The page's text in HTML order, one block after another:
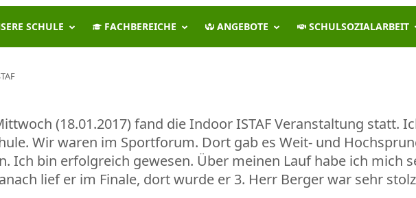
SCHULE FACHBEREICHE ANGEBOTE SCHULSOZIALARBEIT
(18.01.2017) fand die Indoor ISTAF Veranstaltung statt.
Wir waren im Sportforum. Dort gab es Weit- und
Ich bin erfolgreich gewesen. Über meinen Lauf habe ich mich
lief er im Finale, dort wurde er 3. Herr Berger war sehr